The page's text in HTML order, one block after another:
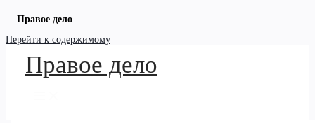
Правое дело
Перейти к содержимому
Правое дело